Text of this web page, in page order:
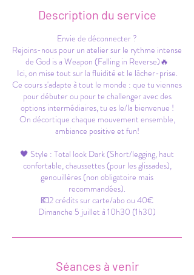
Description du service
Envie de déconnecter ?
Rejoins-nous pour un atelier sur le rythme intense
de God is a Weapon (Falling in Reverse)🔥
Ici, on mise tout sur la fluidité et le lâcher-prise.
Ce cours s'adapte à tout le monde : que tu viennes
pour débuter ou pour te challenger avec des
options intermédiaires, tu es le/la bienvenue !
On décortique chaque mouvement ensemble,
ambiance positive et fun!
🖤 Style : Total look Dark (Short/legging, haut
confortable, chaussettes (pour les glissades),
genouillères (non obligatoire mais
recommandées).
💶2 crédits sur carte/abo ou 40€
Dimanche 5 juillet à 10h30 (1h30)
Séances à venir